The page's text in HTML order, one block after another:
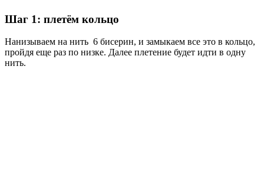
Шаг 1: плетём кольцо
Нанизываем на нить 6 бисерин, и замыкаем все это в кольцо,
пройдя еще раз по низке. Далее плетение будет идти в одну
нить.